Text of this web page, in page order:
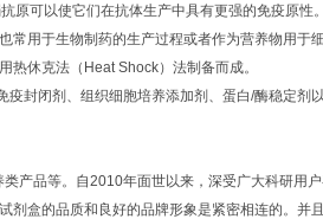
原可以使它们在抗体生产中具有更强的免疫原性
用于生物制药的生产过程或者作为营养物用于细
热休克法（Heat Shock）法制备而成。
封闭剂、组织细胞培养添加剂、蛋白/酶稳定剂
产品等。自2010年面世以来，深受广大科研用户
剂盒的品质和良好的品牌形象是紧密相连的。并